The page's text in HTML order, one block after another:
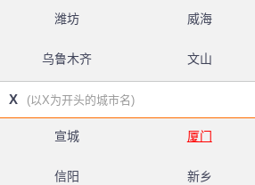
潍坊 威海
乌鲁木齐 文山
X (以X为开头的城市名)
宣城 厦门
信阳 新乡